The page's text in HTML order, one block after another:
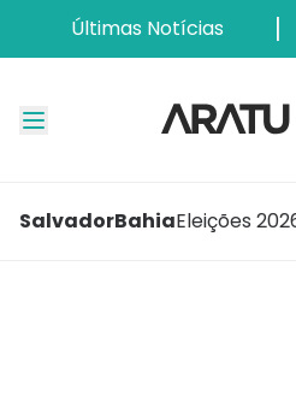
Últimas Notícias
SalvadorBahiaEleições